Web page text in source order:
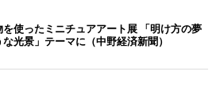
を使ったミニチュアアート展 「明け方の夢
光景」テーマに（中野経済新聞）